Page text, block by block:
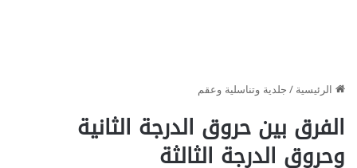
الرئيسية/جلدية وتناسلية وعقم
الفرق بين حروق الدرجة الثانية
وحروق الدرجة الثالثة